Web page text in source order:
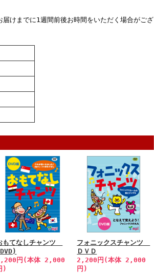
けまでに1週間前後お時間をいただく場合がござ
もてなしチャンツ
円(本体 2,000
)
フォニックスチャンツ
ＤＶＤ
2,200円(本体 2,000
円)